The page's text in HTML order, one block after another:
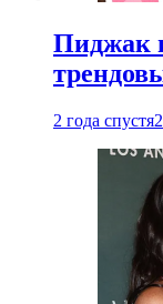
Пиджак
2 года спустя